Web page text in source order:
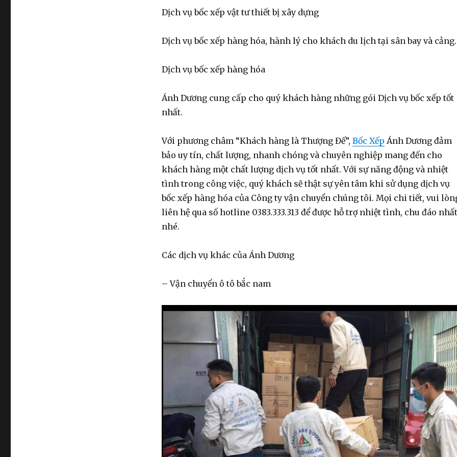
Dịch vụ bốc xếp vật tư thiết bị xây dựng
Dịch vụ bốc xếp hàng hóa, hành lý cho khách du lịch tại sân bay và cảng.
Dịch vụ bốc xếp hàng hóa
Ánh Dương cung cấp cho quý khách hàng những gói Dịch vụ bốc xếp tốt
nhất.
Với phương châm “Khách hàng là Thượng Đế”, Bốc Xếp Ánh Dương đảm
bảo uy tín, chất lượng, nhanh chóng và chuyên nghiệp mang đến cho
khách hàng một chất lượng dịch vụ tốt nhất. Với sự năng động và nhiệt
tình trong công việc, quý khách sẽ thật sự yên tâm khi sử dụng dịch vụ
bốc xếp hàng hóa của Công ty vận chuyển chúng tôi. Mọi chi tiết, vui
liên hệ qua số hotline 0383.333.313 để được hỗ trợ nhiệt tình, chu đáo nhất
nhé.
Các dịch vụ khác của Ánh Dương
– Vận chuyển ô tô bắc nam